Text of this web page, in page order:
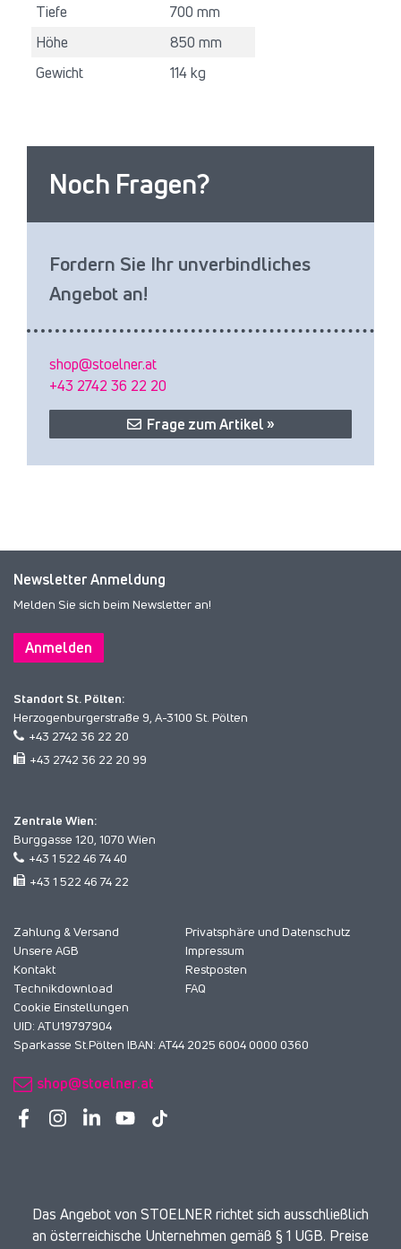
Tiefe
700 mm
Höhe
850 mm
Gewicht
114 kg
Noch Fragen?
Fordern Sie Ihr unverbindliches
Angebot an!
shop@stoelner.at
+43 2742 36 22 20
Frage zum Artikel »
Newsletter Anmeldung
Melden Sie sich beim Newsletter an!
Anmelden
Standort St. Pölten:
Herzogenburgerstraße 9, A-3100 St. Pölten
+43 2742 36 22 20
+43 2742 36 22 20 99
Zentrale Wien:
Burggasse 120, 1070 Wien
+43 1 522 46 74 40
+43 1 522 46 74 22
Zahlung & Versand
Privatsphäre und Datenschutz
Unsere AGB
Impressum
Kontakt
Restposten
Technikdownload
FAQ
Cookie Einstellungen
UID: ATU19797904
Sparkasse St.Pölten IBAN: AT44 2025 6004 0000 0360
shop@stoelner.at
Das Angebot von STOELNER richtet sich ausschließlich
an österreichische Unternehmen gemäß § 1 UGB. Preise